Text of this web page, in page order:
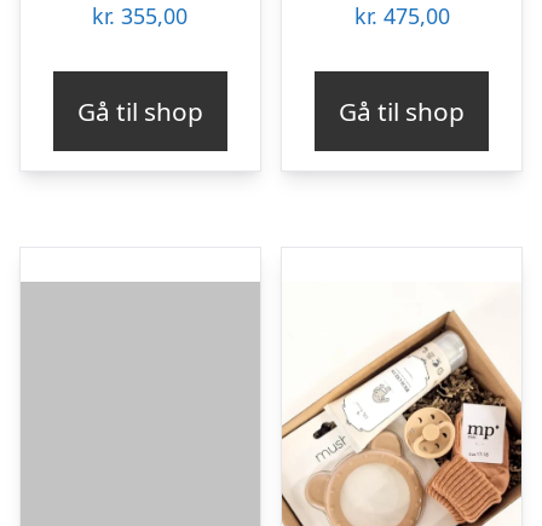
kr. 355,00
Gå til shop
kr. 475,00
Gå til shop